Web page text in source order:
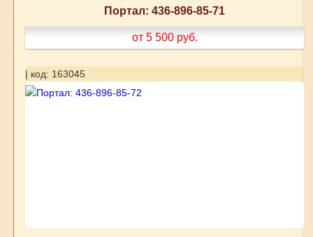
Портал: 436-896-85-71
от 5 500 руб.
| код: 163045